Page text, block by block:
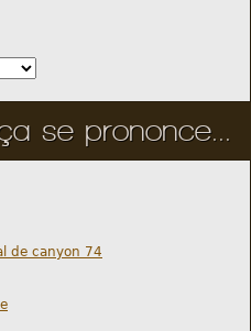
se prononce...
de canyon 74